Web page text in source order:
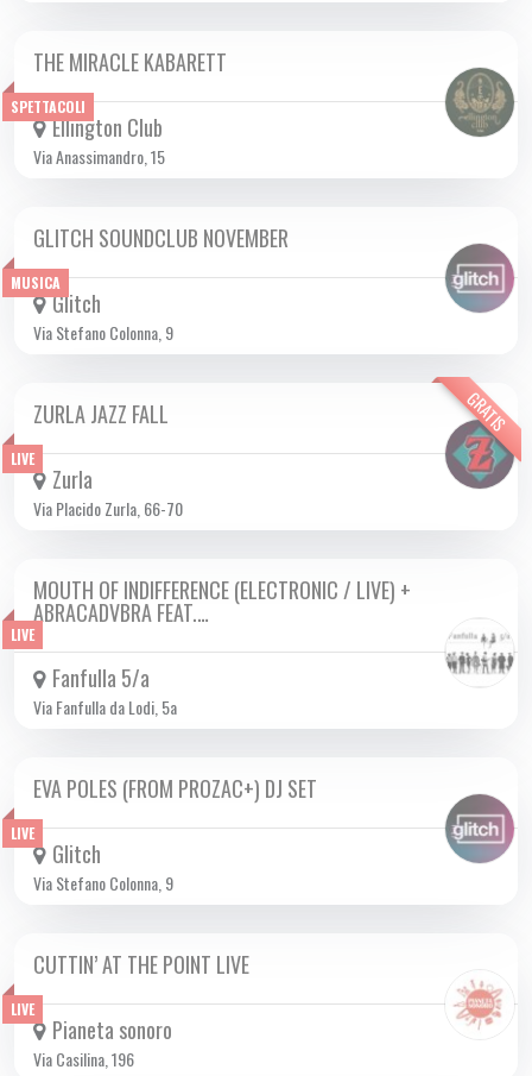
SPETTACOLI
DA VEN 27/10 A VEN 31/05 2024
THE MIRACLE KABARETT
Ellington Club
Via Anassimandro, 15
MUSICA
DA GIO 02/11 A GIO 30/11 2023
GLITCH SOUNDCLUB NOVEMBER
Glitch
Via Stefano Colonna, 9
LIVE
GRATIS
VEN 24/11 2023
ZURLA JAZZ FALL
Zurla
Via Placido Zurla, 66-70
LIVE
VEN 24/11 2023
MOUTH OF INDIFFERENCE (ELECTRONIC / LIVE) +
ABRACADVBRA FEAT.…
Fanfulla 5/a
Via Fanfulla da Lodi, 5a
LIVE
VEN 24/11 2023
EVA POLES (FROM PROZAC+) DJ SET
Glitch
Via Stefano Colonna, 9
LIVE
VEN 24/11 2023
CUTTIN’ AT THE POINT LIVE
Pianeta sonoro
Via Casilina, 196